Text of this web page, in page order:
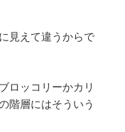
見えて違うからで
ロッコリーかカリ
階層にはそういう